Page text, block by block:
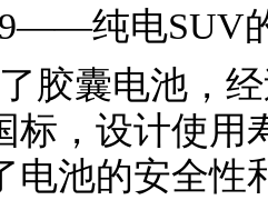
胶囊电池，
标，设计使用
电池的安全性